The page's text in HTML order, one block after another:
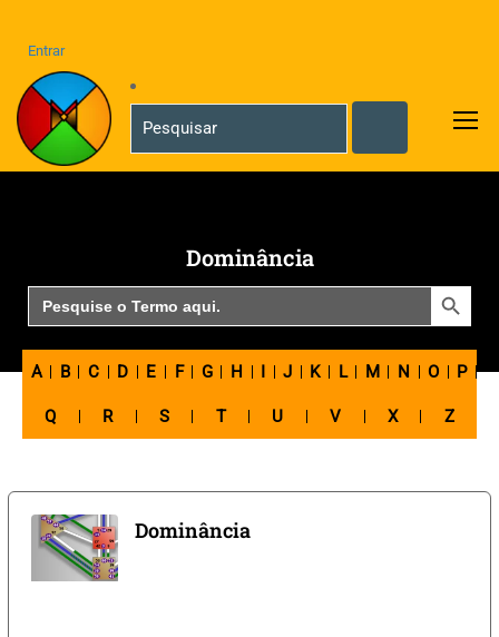
Entrar
Dominância
Search
for:
SEARCH BUTTON
A B C D E F G H I J K L M N O P
Q R S T U V X Z
Dominância